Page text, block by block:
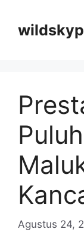
Agustus 24,